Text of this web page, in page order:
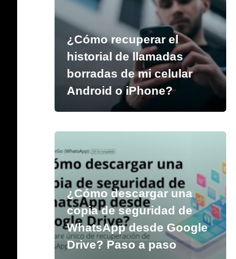
¿Cómo recuperar el
historial de llamadas
borradas de mi celular
Android o iPhone?
¿Cómo descargar una
copia de seguridad de
WhatsApp desde Google
Drive? Paso a paso